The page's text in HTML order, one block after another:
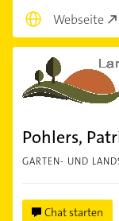
Webseite
Pohlers,
GARTEN- UND
Chat starten